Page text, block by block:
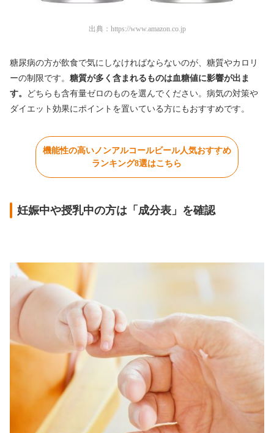
出典： https://www.amazon.co.jp
糖尿病の方が飲食で気にしなければならないのが、糖質やカロリ
ーの制限です。 糖質が多く含まれるものは血糖値に影響が出ま
す。
どちらも含有量ゼロのものを選んでください。病気の対策や
ダイエット効果にポイントを置いている方にもおすすめです。
機能性の高いノンアルコールビール人気おすすめ
ランキング8選はこちら
妊娠中や授乳中の方は「成分表」を確認